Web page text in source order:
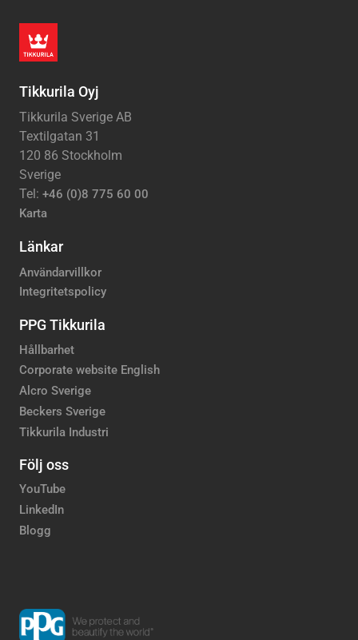
Tikkurila Oyj
Tikkurila Sverige AB
Textilgatan 31
120 86 Stockholm
Sverige
Tel: +46 (0)8 775 60 00
Karta
Länkar
Användarvillkor
Integritetspolicy
PPG Tikkurila
Hållbarhet
Corporate website English
Alcro Sverige
Beckers Sverige
Tikkurila Industri
Följ oss
YouTube
LinkedIn
Blogg